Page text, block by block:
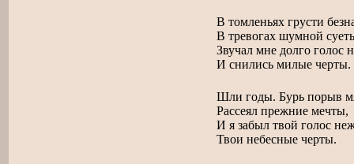
В томленьях грусти
В тревогах шумной
Звучал мне долго голос
И снились милые черты.
Шли годы. Бурь порыв
Рассеял прежние мечты,
И я забыл твой голос
Твои небесные черты.